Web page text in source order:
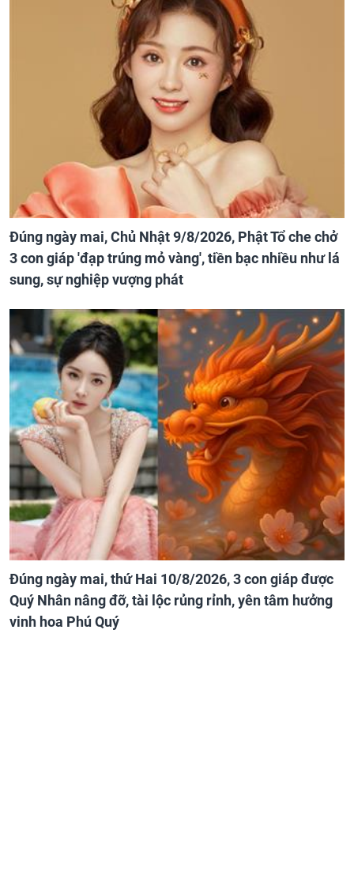
Đúng ngày mai, Chủ Nhật 9/8/2026, Phật Tổ che chở
3 con giáp 'đạp trúng mỏ vàng', tiền bạc nhiều như lá
sung, sự nghiệp vượng phát
Đúng ngày mai, thứ Hai 10/8/2026, 3 con giáp được
Quý Nhân nâng đỡ, tài lộc rủng rỉnh, yên tâm hưởng
vinh hoa Phú Quý